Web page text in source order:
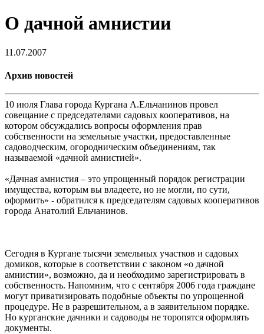
О дачной амнистии
11.07.2007
Архив новостей
10 июля Глава города Кургана А.Ельчанинов провел
совещание с председателями садовых кооперативов, на
котором обсуждались вопросы оформления прав
собственности на земельные участки, предоставленные
садоводческим, огородническим объединениям, так
называемой «дачной амнистией».
«Дачная амнистия – это упрощенный порядок регистрации
имущества, которым вы владеете, но не могли, по сути,
оформить» - обратился к председателям садовых кооперативов
города Анатолий Ельчанинов.
Сегодня в Кургане тысячи земельных участков и садовых
домиков, которые в соответствии с законом «о дачной
амнистии», возможно, да и необходимо зарегистрировать в
собственность. Напомним, что с сентября 2006 года граждане
могут приватизировать подобные объекты по упрощенной
процедуре. Не в разрешительном, а в заявительном порядке.
Но курганские дачники и садоводы не торопятся оформлять
документы.